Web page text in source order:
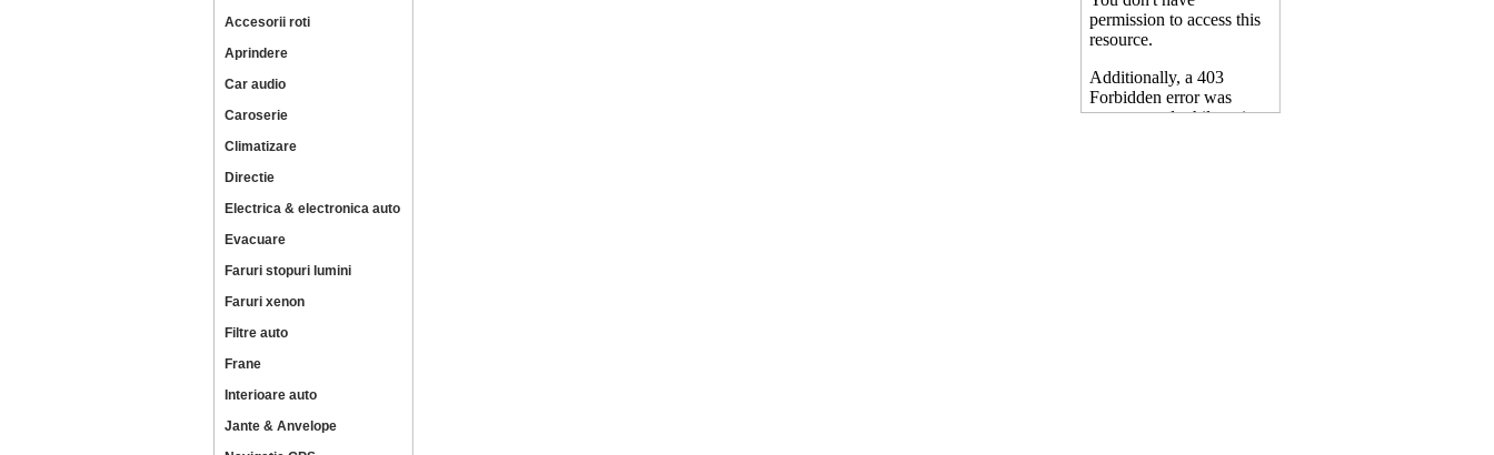
Accesorii roti
Aprindere
Car audio
Caroserie
Climatizare
Directie
Electrica & electronica auto
Evacuare
Faruri stopuri lumini
Faruri xenon
Filtre auto
Frane
Interioare auto
Jante & Anvelope